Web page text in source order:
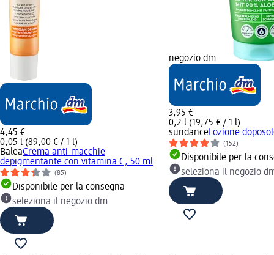
4,45 €
0,05 l (89,00 € / 1 l)
BaleaCrema anti-macchie
depigmentante con vitamina C, 50 ml
(85)
Disponibile per la consegna
seleziona il negozio dm
negozio dm
3,95 €
0,2 l (19,75 € / 1 l)
sundanceLozione
(152)
Disponibile per la
seleziona il negozio